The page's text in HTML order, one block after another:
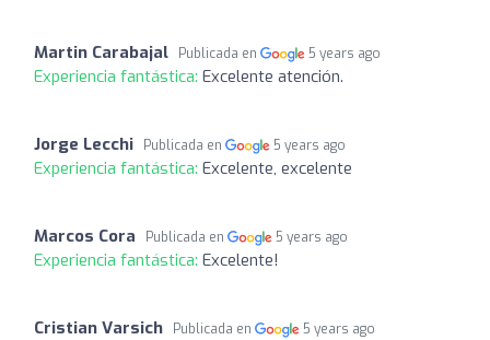
Martin Carabajal Publicada en 5 years ago
Experiencia fantástica: Excelente atención.
Jorge Lecchi Publicada en 5 years ago
Experiencia fantástica: Excelente, excelente
Marcos Cora Publicada en 5 years ago
Experiencia fantástica: Excelente!
Cristian Varsich Publicada en 5 years ago